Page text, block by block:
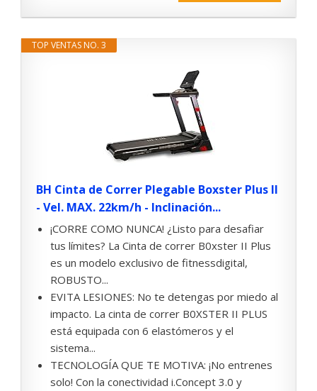
TOP VENTAS NO. 3
BH Cinta de Correr Plegable Boxster Plus II
- Vel. MAX. 22km/h - Inclinación...
¡CORRE COMO NUNCA! ¿Listo para desafiar
tus límites? La Cinta de correr B0xster II Plus
es un modelo exclusivo de fitnessdigital,
ROBUSTO...
EVITA LESIONES: No te detengas por miedo al
impacto. La cinta de correr B0XSTER II PLUS
está equipada con 6 elastómeros y el
sistema...
TECNOLOGÍA QUE TE MOTIVA: ¡No entrenes
solo! Con la conectividad i.Concept 3.0 y